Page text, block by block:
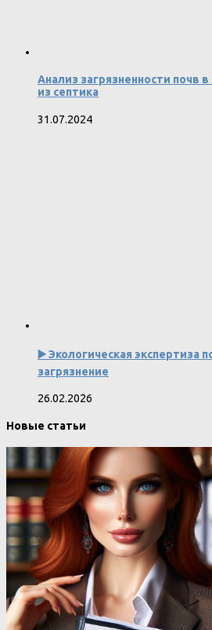
Анализ загрязненности почв
из септика
31.07.2024
▶️ Экологическая экспертиза
загрязнение
26.02.2026
Новые статьи